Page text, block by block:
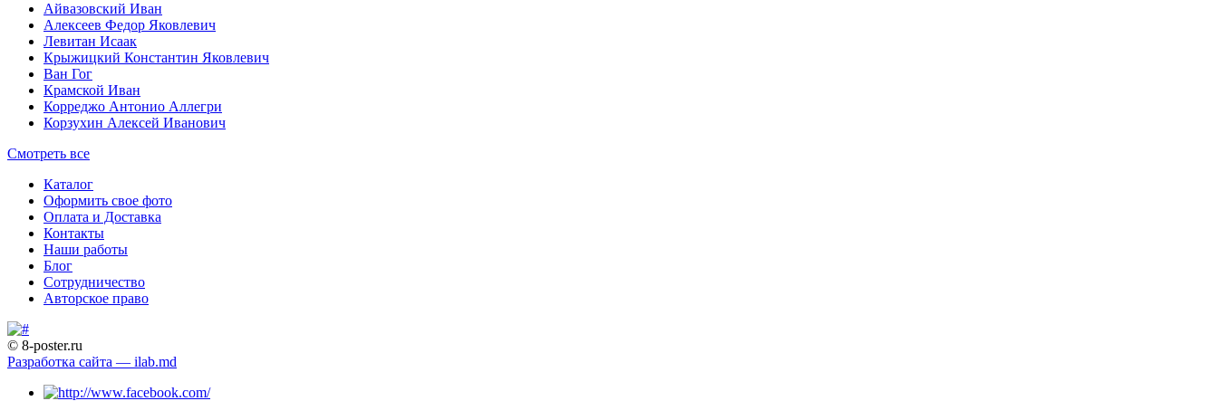
Айвазовский Иван
Алексеев Федор Яковлевич
Левитан Исаак
Крыжицкий Константин Яковлевич
Ван Гог
Крамской Иван
Корреджо Антонио Аллегри
Корзухин Алексей Иванович
Смотреть все
Каталог
Оформить свое фото
Оплата и Доставка
Контакты
Наши работы
Блог
Сотрудничество
Авторское право
© 8-poster.ru
Разработка сайта — ilab.md